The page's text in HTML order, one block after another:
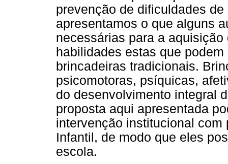
prevenção de dificuldades
apresentamos o que alguns
necessárias para a
habilidades estas que
brincadeiras tradicionais.
psicomotoras, psíquicas,
do desenvolvimento integral
proposta aqui apresentada
intervenção institucional
Infantil, de modo que eles
escola.